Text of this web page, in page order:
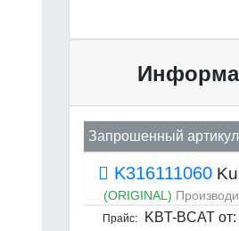
Запрошенный
K316111060
(ORIGINAL)
Прайс: KBT-BCAT